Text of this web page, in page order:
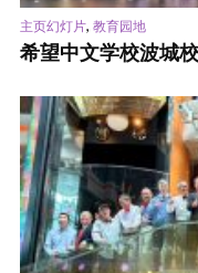
主页幻灯片, 教育园地
希望中文学校波城